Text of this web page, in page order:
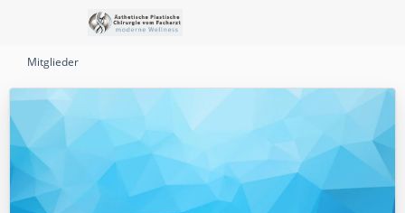
Mitglieder